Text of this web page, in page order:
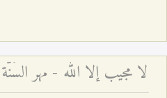
لا مجيب إلا الله - مهر